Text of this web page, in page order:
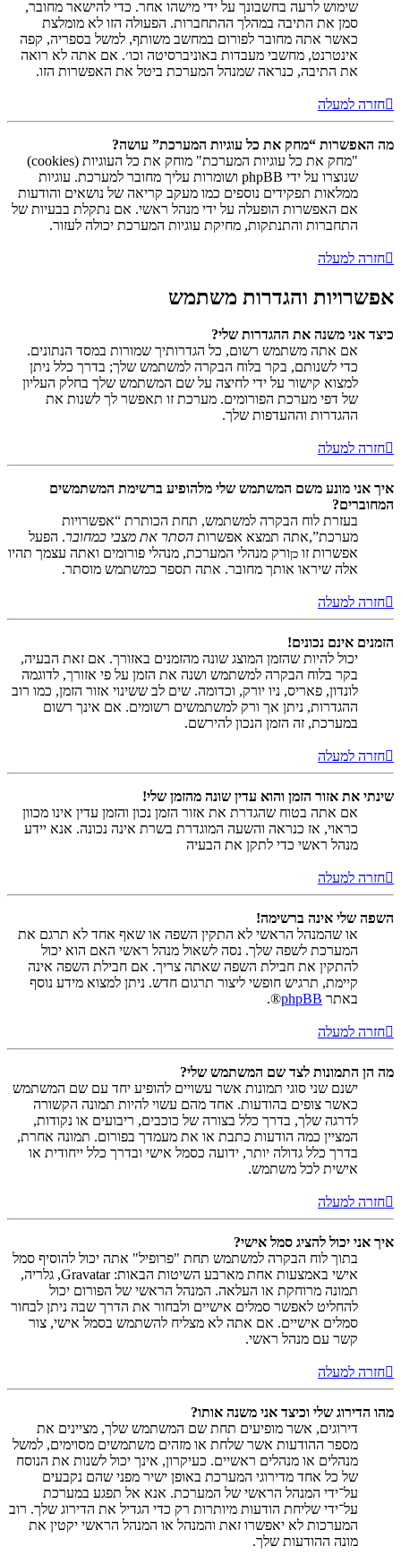
שימוש לרעה בחשבונך על ידי מישהו אחר. כדי להישאר מחובר,
סמן את התיבה במהלך ההתחברות. הפעולה הזו לא מומלצת
כאשר אתה מחובר לפורום במחשב משותף, למשל בספריה, קפה
אינטרנט, מחשבי מעבדות באוניברסיטה וכו׳. אם אתה לא רואה
את התיבה, כנראה שמנהל המערכת ביטל את האפשרות הזו.
חזרה למעלה
מה האפשרות “מחק את כל עוגיות המערכת” עושה?
"מחק את כל עוגיות המערכת" מוחק את כל העוגיות (cookies)
שנוצרו על ידי phpBB ושומרות עליך מחובר למערכת. עוגיות
ממלאות תפקידים נוספים כמו מעקב קריאה של נושאים והודעות
אם האפשרות הופעלה על ידי מנהל ראשי. אם נתקלת בבעיות של
התחברות והתנתקות, מחיקת עוגיות המערכת יכולה לעזור.
חזרה למעלה
אפשרויות והגדרות משתמש
כיצד אני משנה את ההגדרות שלי?
אם אתה משתמש רשום, כל הגדרותיך שמורות במסד הנתונים.
כדי לשנותם, בקר בלוח הבקרה למשתמש שלך; בדרך כלל ניתן
למצוא קישור על ידי לחיצה על שם המשתמש שלך בחלק העליון
של דפי מערכת הפורומים. מערכת זו תאפשר לך לשנות את
ההגדרות וההעדפות שלך.
חזרה למעלה
איך אני מונע משם המשתמש שלי מלהופיע ברשימת המשתמשים
המחוברים?
בעזרת לוח הבקרה למשתמש, תחת הכותרת “אפשרויות
מערכת”,אתה תמצא אפשרות הסתר את מצבי כמחובר. הפעל
אפשרות זו כןורק מנהלי המערכת, מנהלי פורומים ואתה עצמך תהיו
אלה שיראו אותך מחובר. אתה תספר כמשתמש מוסתר.
חזרה למעלה
הזמנים אינם נכונים!
יכול להיות שהזמן המוצג שונה מהזמנים באזורך. אם זאת הבעיה,
בקר בלוח הבקרה למשתמש ושנה את הזמן על פי אזורך, לדוגמה
לונדון, פאריס, ניו יורק, וכדומה. שים לב ששינוי אזור הזמן, כמו רוב
ההגדרות, ניתן אך ורק למשתמשים רשומים. אם אינך רשום
במערכת, זה הזמן הנכון להירשם.
חזרה למעלה
שינתי את אזור הזמן והוא עדין שונה מהזמן שלי!
אם אתה בטוח שהגדרת את אזור הזמן נכון והזמן עדין אינו מכוון
כראוי, אז כנראה והשעה המוגדרת בשרת אינה נכונה. אנא יידע
מנהל ראשי כדי לתקן את הבעיה
חזרה למעלה
השפה שלי אינה ברשימה!
או שהמנהל הראשי לא התקין השפה או שאף אחד לא תרגם את
המערכת לשפה שלך. נסה לשאול מנהל ראשי האם הוא יכול
להתקין את חבילת השפה שאתה צריך. אם חבילת השפה אינה
קיימת, תרגיש חופשי ליצור תרגום חדש. ניתן למצוא מידע נוסף
באתר phpBB
®.
חזרה למעלה
מה הן התמונות לצד שם המשתמש שלי?
ישנם שני סוגי תמונות אשר עשויים להופיע יחד עם שם המשתמש
כאשר צופים בהודעות. אחד מהם עשוי להיות תמונה הקשורה
לדרגה שלך, בדרך כלל בצורה של כוכבים, ריבועים או נקודות,
המציין כמה הודעות כתבת או את מעמדך בפורום. תמונה אחרת,
בדרך כלל גדולה יותר, ידועה כסמל אישי ובדרך כלל ייחודית או
אישית לכל משתמש.
חזרה למעלה
איך אני יכול להציג סמל אישי?
בתוך לוח הבקרה למשתמש תחת "פרופיל" אתה יכול להוסיף סמל
אישי באמצעות אחת מארבע השיטות הבאות: Gravatar, גלריה,
תמונה מרוחקת או העלאה. המנהל הראשי של הפורום יכול
להחליט לאפשר סמלים אישיים ולבחור את הדרך שבה ניתן לבחור
סמלים אישיים. אם אתה לא מצליח להשתמש בסמל אישי, צור
קשר עם מנהל ראשי.
חזרה למעלה
מהו הדירוג שלי וכיצד אני משנה אותו?
דירוגים, אשר מופיעים תחת שם המשתמש שלך, מציינים את
מספר ההודעות אשר שלחת או מזהים משתמשים מסוימים, למשל
מנהלים או מנהלים ראשיים. כעיקרון, אינך יכול לשנות את הנוסח
של כל אחד מדירוגי המערכת באופן ישיר מפני שהם נקבעים
על־ידי המנהל הראשי של המערכת. אנא אל תפגע במערכת
על־ידי שליחת הודעות מיותרות רק כדי הגדיל את הדירוג שלך. רוב
המערכות לא יאפשרו זאת והמנהל או המנהל הראשי יקטין את
מונה ההודעות שלך.